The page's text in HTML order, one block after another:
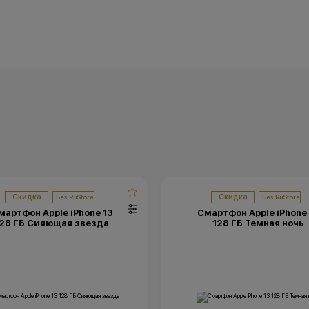
Скидка
Apple iPhone 13
ГБ Сияющая звезда
Скидка
Смартфон Apple iPhone
128 ГБ Темная ночь